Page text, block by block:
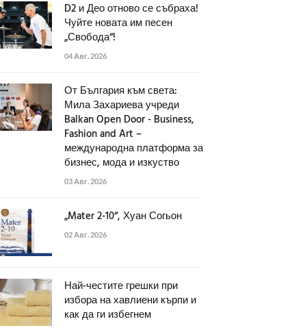
D2 и Део отново се събраха!
Чуйте новата им песен
„Свобода“!
04 Авг. 2026
От България към света:
Мила Захариева учреди
Balkan Open Door - Business,
Fashion and Art –
международна платформа за
бизнес, мода и изкуство
03 Авг. 2026
„Mater 2-10“, Хуан Согьон
02 Авг. 2026
Най-честите грешки при
избора на хавлиени кърпи и
как да ги избегнем